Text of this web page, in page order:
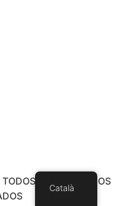
LOS DERECHOS
Català